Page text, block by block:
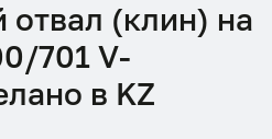
(клин) на
701 V-
в KZ